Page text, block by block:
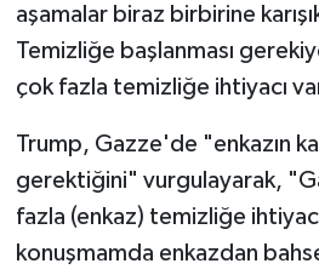
aşamalar biraz birbirine
Temizliğe başlanması
çok fazla temizliğe ihtiyacı
Trump, Gazze'de "enkazın
gerektiğini" vurgulayarak,
fazla (enkaz) temizliğe
konuşmamda enkazdan